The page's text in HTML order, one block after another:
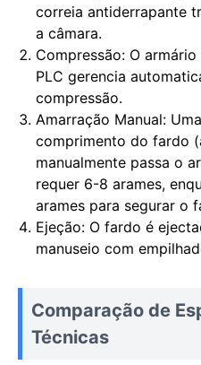
correia antiderrapante
a câmara.
Compressão: O
PLC gerencia
compressão.
Amarração Manual:
comprimento do fardo
manualmente passa o
requer 6-8 arames,
arames para segurar o
Ejeção: O fardo é
manuseio com
Comparação de
Técnicas